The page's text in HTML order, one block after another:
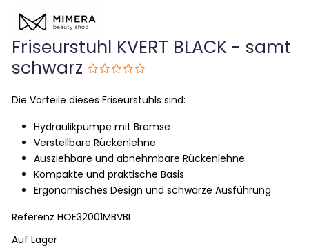
Friseurstuhl KVERT BLACK - samt
schwarz
Die Vorteile dieses Friseurstuhls sind:
Hydraulikpumpe mit Bremse
Verstellbare Rückenlehne
Ausziehbare und abnehmbare Rückenlehne
Kompakte und praktische Basis
Ergonomisches Design und schwarze Ausführung
ReferenzHOE32001MBVBL
Auf Lager